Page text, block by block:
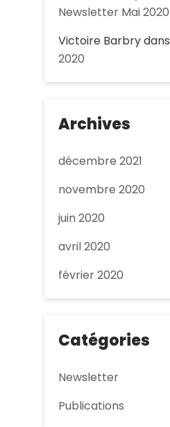
Newsletter Mai 2020
Victoire Barbrydans
2020
Archives
décembre 2021
novembre 2020
juin 2020
avril 2020
février 2020
Catégories
Newsletter
Publications